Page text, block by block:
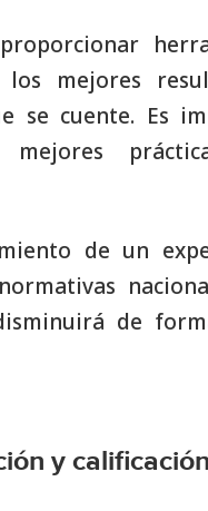
mejores
se cuente. Es
de un
de
y